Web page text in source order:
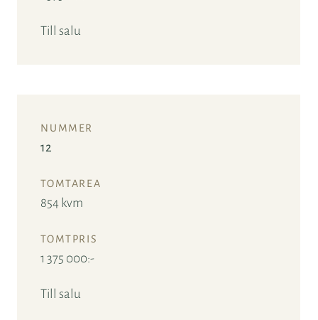
Till salu
12
854 kvm
1 375 000:-
Till salu